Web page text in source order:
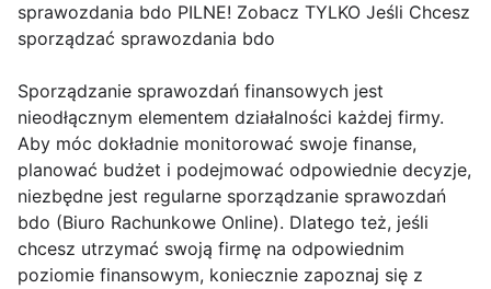
sprawozdania bdo PILNE! Zobacz TYLKO Jeśli Chcesz
sporządzać sprawozdania bdo
Sporządzanie sprawozdań finansowych jest
nieodłącznym elementem działalności każdej firmy.
Aby móc dokładnie monitorować swoje finanse,
planować budżet i podejmować odpowiednie decyzje,
niezbędne jest regularne sporządzanie sprawozdań
bdo (Biuro Rachunkowe Online). Dlatego też, jeśli
chcesz utrzymać swoją firmę na odpowiednim
poziomie finansowym, koniecznie zapoznaj się z